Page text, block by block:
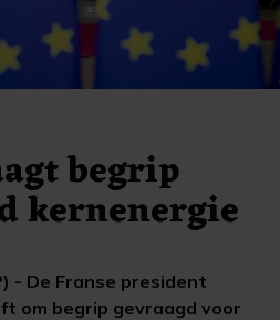
begrip
kernenergie
- De Franse president
om begrip gevraagd voor